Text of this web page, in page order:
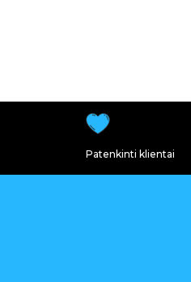
Patenkinti klientai